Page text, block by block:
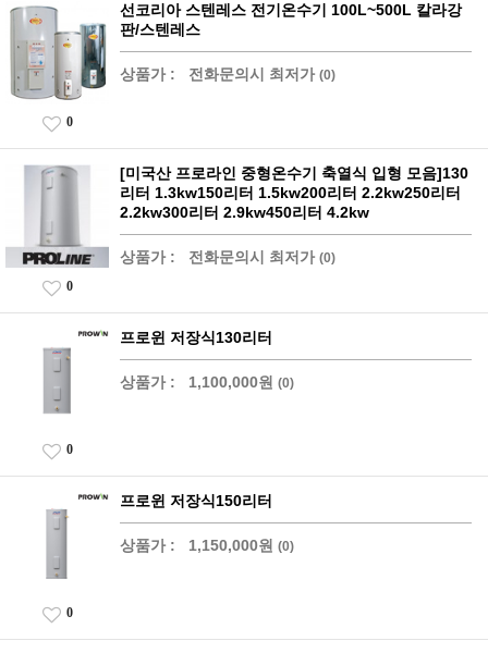
선코리아 스텐레스 전기온수기 100L~500L 칼라강
판/스텐레스
상품가 : 전화문의시 최저가 (0)
0
[미국산 프로라인 중형온수기 축열식 입형 모음]130
리터 1.3kw150리터 1.5kw200리터 2.2kw250리터
2.2kw300리터 2.9kw450리터 4.2kw
상품가 : 전화문의시 최저가 (0)
0
프로윈 저장식130리터
상품가 : 1,100,000원 (0)
0
프로윈 저장식150리터
상품가 : 1,150,000원 (0)
0